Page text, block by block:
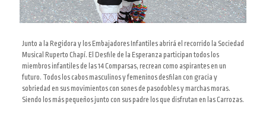
Junto a la Regidora y los Embajadores Infantiles abrirá el recorrido la Sociedad
Musical Ruperto Chapí. El Desfile de la Esperanza participan todos los
miembros infantiles de las 14 Comparsas, recrean como aspirantes en un
futuro. Todos los cabos masculinos y femeninos desfilan con gracia y
sobriedad en sus movimientos con sones de pasodobles y marchas moras.
Siendo los más pequeños junto con sus padre los que disfrutan en las Carrozas.